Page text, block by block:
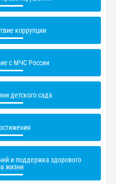
коррупции
с МЧС России
детского сада
и поддержка здорового
жизни